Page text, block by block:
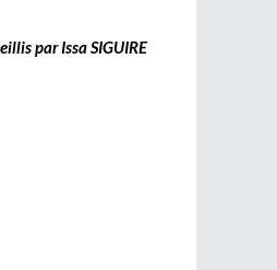
par Issa SIGUIRE